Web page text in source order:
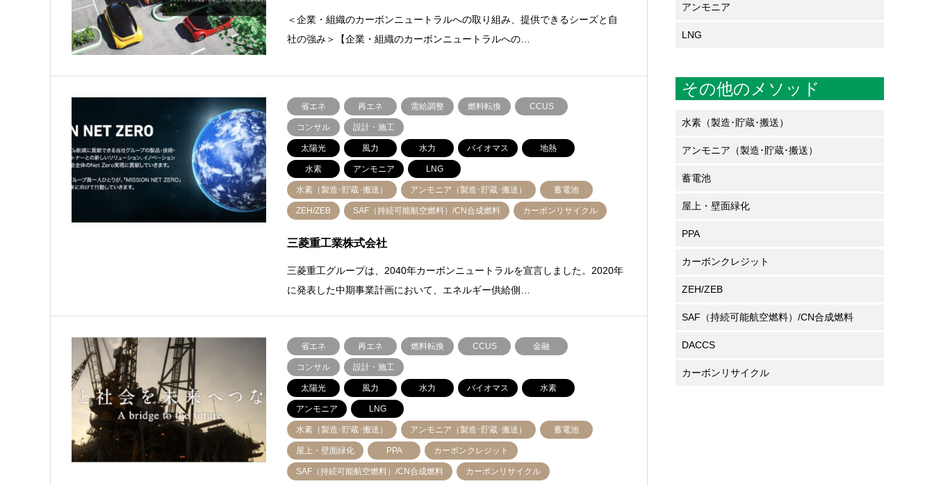
＜企業・組織のカーボンニュートラルへの取り組み、提供できるシーズと自
社の強み＞【企業・組織のカーボンニュートラルへの…
省エネ 再エネ 需給調整 燃料転換 CCUS
コンサル 設計・施工
太陽光 風力 水力 バイオマス 地熱
水素 アンモニア LNG
水素（製造･貯蔵･搬送） アンモニア（製造･貯蔵･搬送） 蓄電池
ZEH/ZEB SAF（持続可能航空燃料）/CN合成燃料 カーボンリサイクル
三菱重工業株式会社
三菱重工グループは、2040年カーボンニュートラルを宣言しました。2020年
に発表した中期事業計画において、エネルギー供給側…
省エネ 再エネ 燃料転換 CCUS 金融
コンサル 設計・施工
太陽光 風力 水力 バイオマス 水素
アンモニア LNG
水素（製造･貯蔵･搬送） アンモニア（製造･貯蔵･搬送） 蓄電池
屋上・壁面緑化 PPA カーボンクレジット
SAF（持続可能航空燃料）/CN合成燃料 カーボンリサイクル
アンモニア
LNG
その他のメソッド
水素（製造･貯蔵･搬送）
アンモニア（製造･貯蔵･搬送）
蓄電池
屋上・壁面緑化
PPA
カーボンクレジット
ZEH/ZEB
SAF（持続可能航空燃料）/CN合成燃料
DACCS
カーボンリサイクル